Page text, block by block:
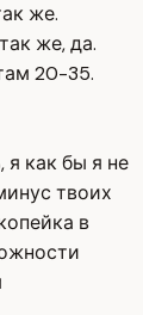
же.
же, да.
20-35.
как бы я не
твоих
в